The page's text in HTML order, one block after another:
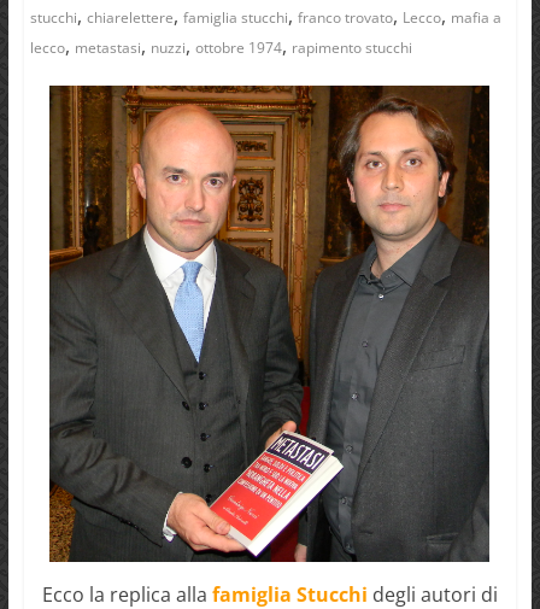
stucchi, chiarelettere, famiglia stucchi, franco trovato, Lecco, mafia a
lecco, metastasi, nuzzi, ottobre 1974, rapimento stucchi
Ecco la replica alla famiglia Stucchi degli autori di